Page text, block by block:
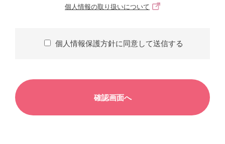
個人情報の取り扱いについて
個人情報保護方針に同意して送信する